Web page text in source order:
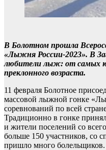
В Болотном прошла
«Лыжня России-2023». В
любители лыж: от самых
преклонного возраста.
11 февраля Болотное
массовой лыжной гонке
соревнований по всей
Традиционно в гонке
и жители поселений со
больше 150 участников, со
пришло много болельщиков.